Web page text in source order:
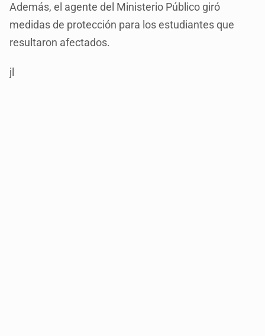
Además, el agente del Ministerio Público giró
medidas de protección para los estudiantes que
resultaron afectados.
jl